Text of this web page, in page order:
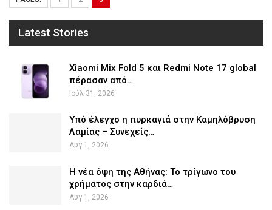
Latest Stories
Xiaomi Mix Fold 5 και Redmi Note 17 global
πέρασαν από…
Ιούλ 31, 2026
Υπό έλεγχο η πυρκαγιά στην Καμηλόβρυση
Λαμίας – Συνεχείς…
Αυγ 1, 2026
Η νέα όψη της Αθήνας: Το τρίγωνο του
χρήματος στην καρδιά…
Αυγ 1, 2026